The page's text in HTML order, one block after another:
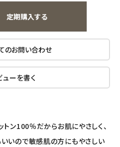
定期購入する
のお問い合わせ
ューを書く
トン100％だからお肌にやさしく、
いので敏感肌の方にもやさしい